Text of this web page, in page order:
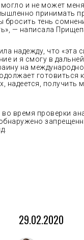
и не может
принимать
бросить тень
— написала
надежду, что «эта
и я смогу в
на
готовиться
надеется, получить
время проверки
29.02.2020